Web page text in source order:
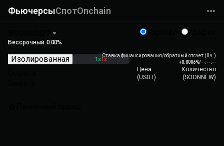
ФьючерсыСпотOnchain
Бессрочный 0.00%
Изолированная 1x1x
Ставка финансирования/обратный отсчет (0 ч.)
+0.0086%/--:--:--
Цена
(USDT)
Количество
(SOONNEW)